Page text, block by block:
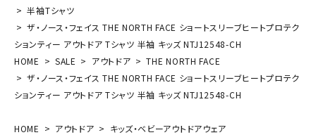
半袖Tシャツ
ザ・ノース・フェイス THE NORTH FACE ショートスリーブヒートプロテク
ションティー アウトドア Tシャツ 半袖 キッズ NTJ12548-CH
HOME
SALE アウトドア
THE NORTH FACE
ザ・ノース・フェイス THE NORTH FACE ショートスリーブヒートプロテク
ションティー アウトドア Tシャツ 半袖 キッズ NTJ12548-CH
HOME アウトドア
キッズ・ベビーアウトドアウェア